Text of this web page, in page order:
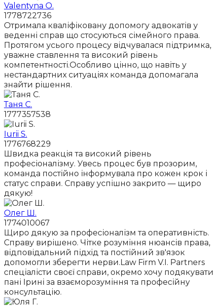
Valentyna O.
1778722736
Отримала кваліфіковану допомогу адвокатів у
веденні справ що стосуються сімейного права.
Протягом усього процесу відчувалася підтримка,
уважне ставлення та високий рівень
компетентності.Особливо цінно, що навіть у
нестандартних ситуаціях команда допомагала
знайти рішення.
Таня С.
1777357538
Iurii S.
1776768229
Швидка реакція та високий рівень
професіоналізму. Увесь процес був прозорим,
команда постійно інформувала про кожен крок і
статус справи. Справу успішно закрито — щиро
дякую!
Олег Ш.
1774010067
Щиро дякую за професіоналізм та оперативність.
Справу вирішено. Чітке розуміння нюансів права,
відповідальний підхід та постійний зв'язок
допомогли зберегти нерви.Law Firm V.I. Partners
спеціалісти своєї справи, окремо хочу подякувати
пані Ірині за взаєморозуміння та професійну
консультацію.